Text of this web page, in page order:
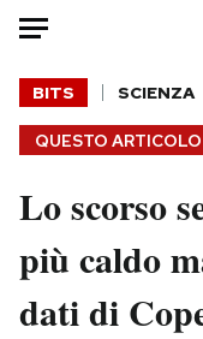
HOME
Italia
Politica
Tecnologia
QUESTO ARTICOLO
BITS SCIENZA
Lo scorso
più caldo
dati di